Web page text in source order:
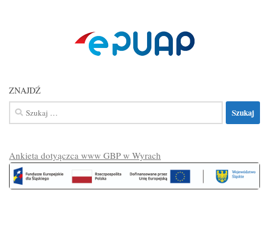
ZNAJDŹ
Szukaj:
Ankieta dotyączca www GBP w Wyrach